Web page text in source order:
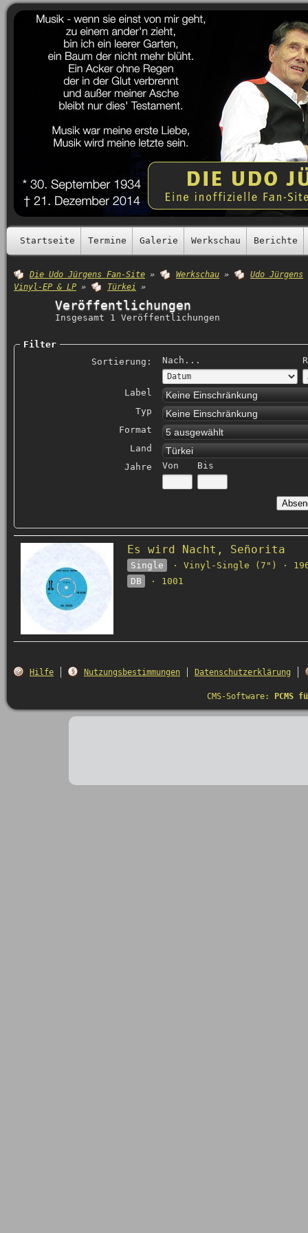
Startseite Termine Galerie Werkschau Berichte
Die Udo Jürgens Fan-Site » Werkschau » Udo Jürgens
Vinyl-EP & LP » Türkei »
Veröffentlichungen
Insgesamt 1 Veröffentlichungen
Filter
Sortierung:
Nach...
Label Keine Einschränkung
Typ Keine Einschränkung
Format 5 ausgewählt
Land Türkei
Jahre Von Bis
Es wird Nacht, Señorita
Single
· Vinyl-Single (7") ·
DB
· 1001
Hilfe Nutzungsbestimmungen Datenschutzerklärung
CMS-Software: PCMS